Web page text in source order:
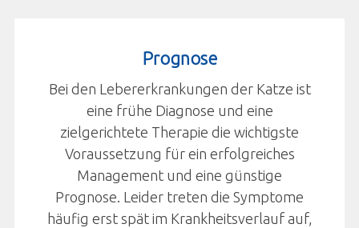
Prognose
Bei den Lebererkrankungen der Katze ist
eine frühe Diagnose und eine
zielgerichtete Therapie die wichtigste
Voraussetzung für ein erfolgreiches
Management und eine günstige
Prognose. Leider treten die Symptome
häufig erst spät im Krankheitsverlauf auf,